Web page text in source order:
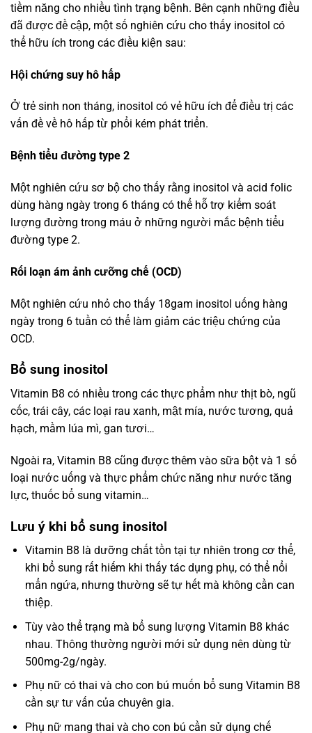
tiềm năng cho nhiều tình trạng bệnh. Bên cạnh những điều
đã được đề cập, một số nghiên cứu cho thấy inositol có
thể hữu ích trong các điều kiện sau:
Hội chứng suy hô hấp
Ở trẻ sinh non tháng, inositol có vẻ hữu ích để điều trị các
vấn đề về hô hấp từ phổi kém phát triển.
Bệnh tiểu đường type 2
Một nghiên cứu sơ bộ cho thấy rằng inositol và acid folic
dùng hàng ngày trong 6 tháng có thể hỗ trợ kiểm soát
lượng đường trong máu ở những người mắc bệnh tiểu
đường type 2.
Rối loạn ám ảnh cưỡng chế (OCD)
Một nghiên cứu nhỏ cho thấy 18gam inositol uống hàng
ngày trong 6 tuần có thể làm giảm các triệu chứng của
OCD.
Bổ sung inositol
Vitamin B8 có nhiều trong các thực phẩm như thịt bò, ngũ
cốc, trái cây, các loại rau xanh, mật mía, nước tương, quả
hạch, mầm lúa mì, gan tươi…
Ngoài ra, Vitamin B8 cũng được thêm vào sữa bột và 1 số
loại nước uống và thực phẩm chức năng như nước tăng
lực, thuốc bổ sung vitamin…
Lưu ý khi bổ sung inositol
Vitamin B8 là dưỡng chất tồn tại tự nhiên trong cơ thể,
khi bổ sung rất hiếm khi thấy tác dụng phụ, có thể nổi
mẩn ngứa, nhưng thường sẽ tự hết mà không cần can
thiệp.
Tùy vào thể trạng mà bổ sung lượng Vitamin B8 khác
nhau. Thông thường người mới sử dụng nên dùng từ
500mg-2g/ngày.
Phụ nữ có thai và cho con bú muốn bổ sung Vitamin B8
cần sự tư vấn của chuyên gia.
Phụ nữ mang thai và cho con bú cần sử dụng chế